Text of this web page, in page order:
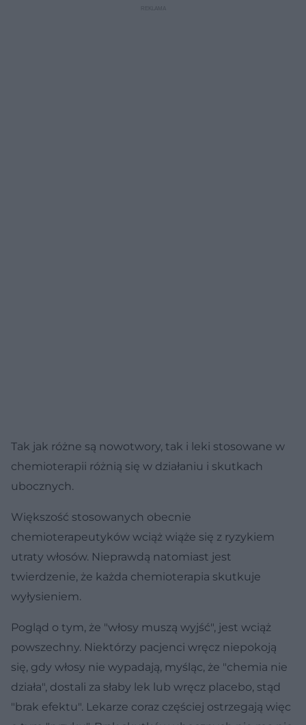
Tak jak różne są nowotwory, tak i leki stosowane w
chemioterapii różnią się w działaniu i skutkach
ubocznych.
Większość stosowanych obecnie
chemioterapeutyków wciąż wiąże się z ryzykiem
utraty włosów. Nieprawdą natomiast jest
twierdzenie, że każda chemioterapia skutkuje
wyłysieniem.
Pogląd o tym, że "włosy muszą wyjść", jest wciąż
powszechny. Niektórzy pacjenci wręcz niepokoją
się, gdy włosy nie wypadają, myśląc, że "chemia nie
działa", dostali za słaby lek lub wręcz placebo, stąd
"brak efektu". Lekarze coraz częściej ostrzegają więc